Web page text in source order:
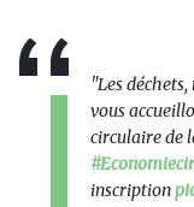
"Les
vous
circulaire de
inscription